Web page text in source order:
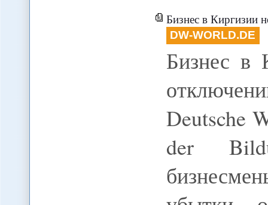
Бизнес в Киргизии
DW-WORLD.DE
Бизнес в
Deutsche
der